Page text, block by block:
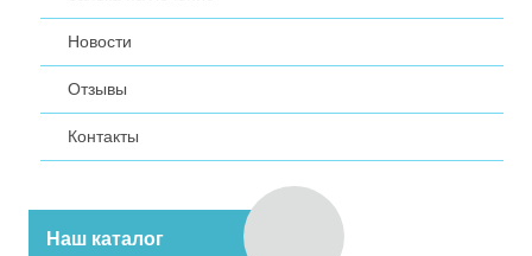
Новости
Отзывы
Контакты
Наш каталог